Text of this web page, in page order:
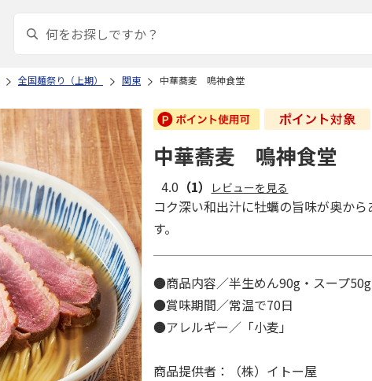
全国麺祭り（上期） 関東 中華蕎麦 鳴神食堂
中華蕎麦 鳴神食堂
4.0 （1） レビューを見る
コク深い和出汁に牡蠣の旨味が奥か
す。
●商品内容／半生めん90g・スープ
●賞味期間／常温で70日
●アレルギー／「小麦」
商品提供者：（株）イトー屋